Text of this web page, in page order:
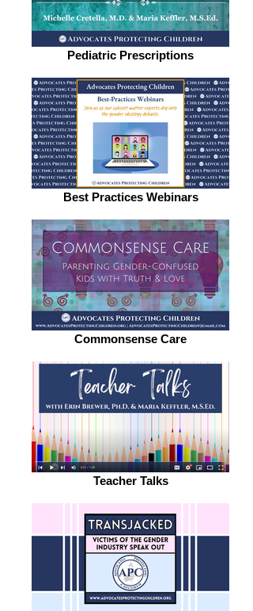
Pediatric Prescriptions
Best Practices Webinars
Commonsense Care
Teacher Talks